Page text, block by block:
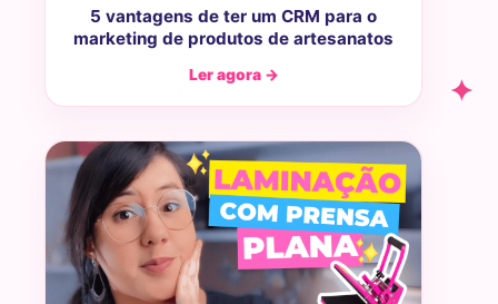
5 vantagens de ter um CRM para o
marketing de produtos de artesanatos
Ler agora →